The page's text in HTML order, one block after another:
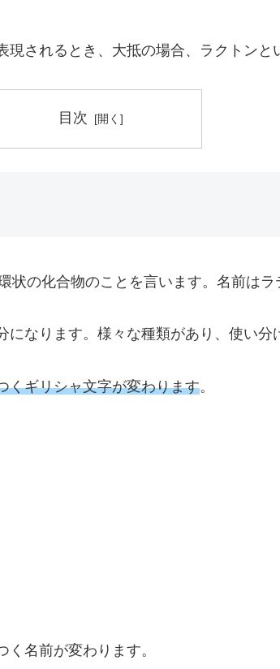
されるとき、大抵の場合、ラクトンと
目次
の化合物のことを言います。名前は
なります。様々な種類があり、使い分
くギリシャ文字が変わります。
名前が変わります。